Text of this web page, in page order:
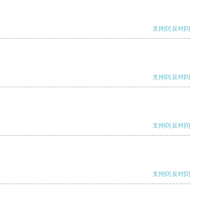
支持[0] 反对[0]
支持[0] 反对[0]
支持[0] 反对[0]
支持[0] 反对[0]